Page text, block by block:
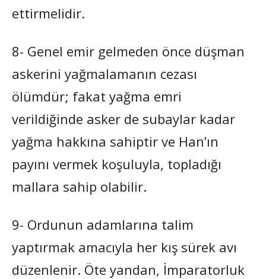
ettirmelidir.
8- Genel emir gelmeden önce düşman
askerini yağmalamanın cezası
ölümdür; fakat yağma emri
verildiğinde asker de subaylar kadar
yağma hakkına sahiptir ve Han’ın
payını vermek koşuluyla, topladığı
mallara sahip olabilir.
9- Ordunun adamlarına talim
yaptırmak amacıyla her kış sürek avı
düzenlenir. Öte yandan, İmparatorluk